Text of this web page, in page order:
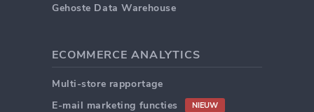
Gehoste Data Warehouse
ECOMMERCE ANALYTICS
Multi-store rapportage
E-mail marketing functies
NIEUW